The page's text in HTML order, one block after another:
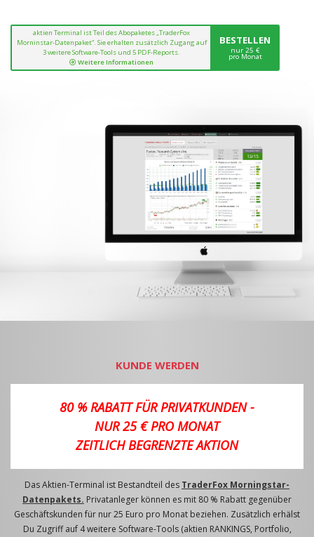
aktien Terminal ist Teil des Abopaketes „TraderFox
Morninstar-Datenpaket“. Sie erhalten zusätzlich Zugang auf
3 weitere Software-Tools und 5 PDF-Reports.
Weitere Informationen
BESTELLEN
nur 25 €
pro Monat
KUNDE WERDEN
80 % RABATT FÜR PRIVATKUNDEN -
NUR 25 € PRO MONAT
ZEITLICH BEGRENZTE AKTION
Das Aktien-Terminal ist Bestandteil des TraderFox Morningstar-
Datenpakets. Privatanleger können es mit 80 % Rabatt gegenüber
Geschäftskunden für nur 25 Euro pro Monat beziehen. Zusätzlich erhälst
Du Zugriff auf 4 weitere Software-Tools (aktien RANKINGS, Portfolio,